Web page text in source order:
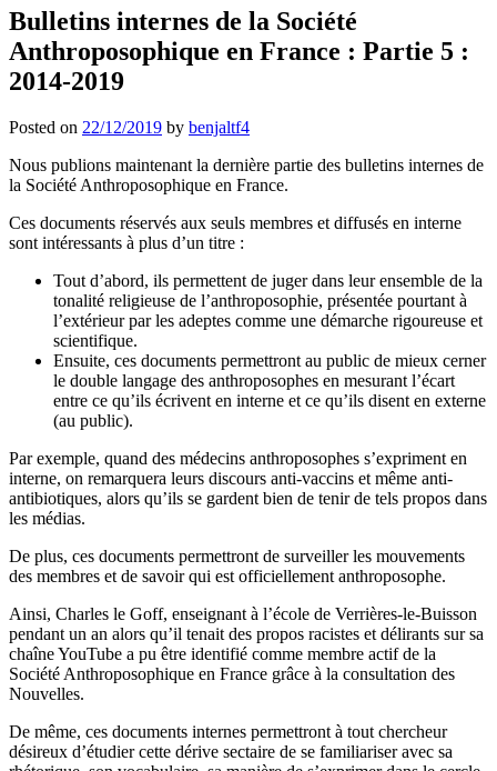
Bulletins internes de la Société
Anthroposophique en France : Partie 5 :
2014-2019
Posted on 22/12/2019 by benjaltf4
Nous publions maintenant la dernière partie des bulletins internes de
la Société Anthroposophique en France.
Ces documents réservés aux seuls membres et diffusés en interne
sont intéressants à plus d’un titre :
Tout d’abord, ils permettent de juger dans leur ensemble de la
tonalité religieuse de l’anthroposophie, présentée pourtant à
l’extérieur par les adeptes comme une démarche rigoureuse et
scientifique.
Ensuite, ces documents permettront au public de mieux cerner
le double langage des anthroposophes en mesurant l’écart
entre ce qu’ils écrivent en interne et ce qu’ils disent en externe
(au public).
Par exemple, quand des médecins anthroposophes s’expriment en
interne, on remarquera leurs discours anti-vaccins et même anti-
antibiotiques, alors qu’ils se gardent bien de tenir de tels propos dans
les médias.
De plus, ces documents permettront de surveiller les mouvements
des membres et de savoir qui est officiellement anthroposophe.
Ainsi, Charles le Goff, enseignant à l’école de Verrières-le-Buisson
pendant un an alors qu’il tenait des propos racistes et délirants sur sa
chaîne YouTube a pu être identifié comme membre actif de la
Société Anthroposophique en France grâce à la consultation des
Nouvelles.
De même, ces documents internes permettront à tout chercheur
désireux d’étudier cette dérive sectaire de se familiariser avec sa